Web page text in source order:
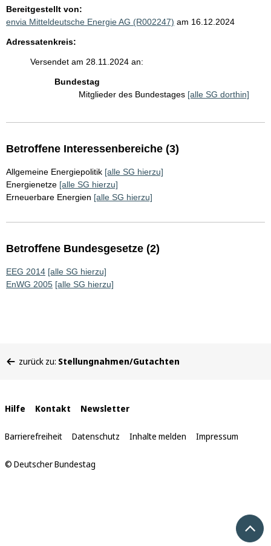
Bereitgestellt von:
envia Mitteldeutsche Energie AG (R002247) am 16.12.2024
Adressatenkreis:
Versendet am 28.11.2024 an:
Bundestag
Mitglieder des Bundestages [alle SG dorthin]
Betroffene Interessenbereiche (3)
Allgemeine Energiepolitik [alle SG hierzu]
Energienetze [alle SG hierzu]
Erneuerbare Energien [alle SG hierzu]
Betroffene Bundesgesetze (2)
EEG 2014 [alle SG hierzu]
EnWG 2005 [alle SG hierzu]
befinden
zurück zu: Stellungnahmen/Gutachten
Interne
Links
Hilfe Kontakt Newsletter
Barrierefreiheit Datenschutz Inhalte melden Impressum
© Deutscher Bundestag